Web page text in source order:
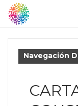
Navegación
Alertas